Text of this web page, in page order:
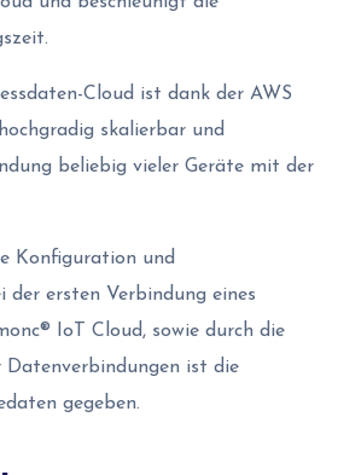
Cloud ist dank der AWS
skalierbar und
beliebig vieler Geräte mit der
Konfiguration und
ersten Verbindung eines
IoT Cloud, sowie durch die
Datenverbindungen ist die
gegeben.